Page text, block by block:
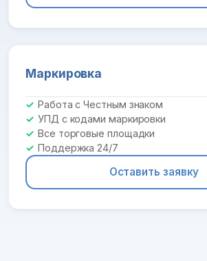
Маркировка
Работа с Честным знаком
УПД с кодами маркировки
Все торговые площадки
Поддержка 24/7
Оставить заявку